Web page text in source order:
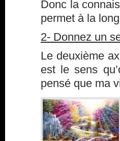
Donc la
permet à la
2- Donnez un
Le deuxième
est le sens
pensé que ma